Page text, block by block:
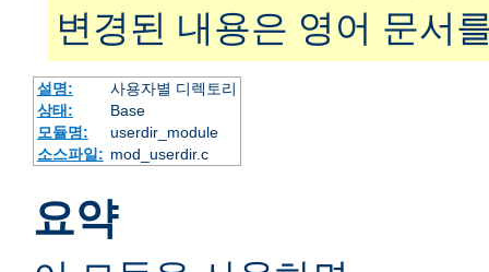
변경된 내용은 영어 문서
설명:
사용자별 디렉토리
상태:
Base
모듈명:
userdir_module
소스파일: mod_userdir.c
요약